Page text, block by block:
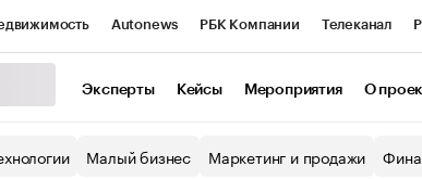
Autonews РБК Компании Телеканал
Экономика Бизнес
Эксперты Кейсы Мероприятия О
Малый бизнес Маркетинг и продажи